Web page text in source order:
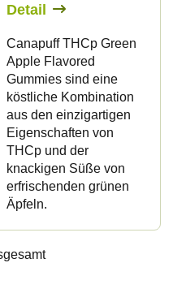
Detail
Canapuff THCp Green
Apple Flavored
Gummies sind eine
köstliche Kombination
aus den einzigartigen
Eigenschaften von
THCp und der
knackigen Süße von
erfrischenden grünen
Äpfeln.